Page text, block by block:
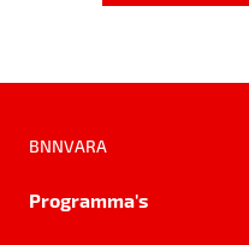
BNNVARA
Programma's